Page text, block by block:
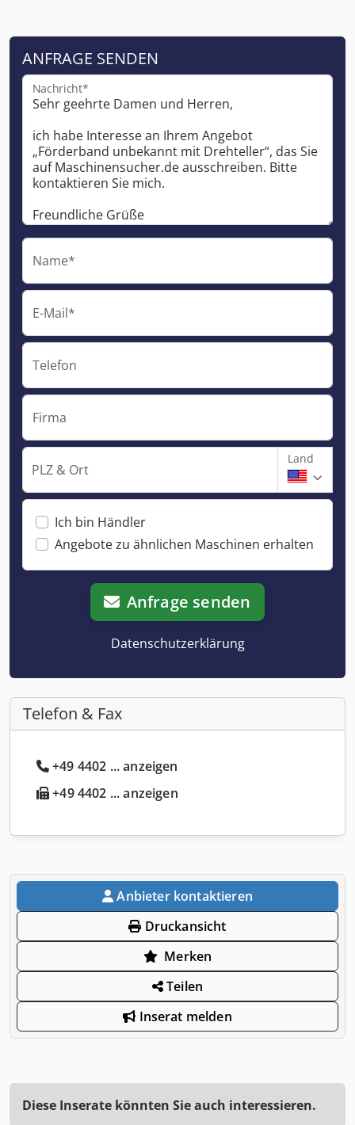
ANFRAGE SENDEN
Nachricht*
Name*
E-Mail*
Telefon
Firma
PLZ & Ort
Land
Ich bin Händler
Angebote zu ähnlichen Maschinen erhalten
Anfrage senden
Datenschutzerklärung
Telefon & Fax
+49 4402 ... anzeigen
+49 4402 ... anzeigen
Anbieter kontaktieren
Druckansicht
Merken
Teilen
Inserat melden
Diese Inserate könnten Sie auch interessieren.